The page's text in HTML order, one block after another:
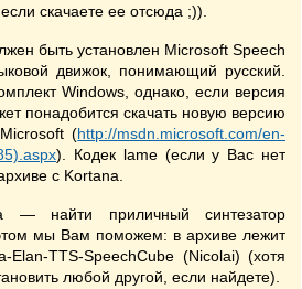
скачаете ее отсюда ;)).
быть установлен Microsoft Speech
движок, понимающий русский.
Windows, однако, если версия
понадобится скачать новую версию
(http://msdn.microsoft.com/en-
). Кодек lame (если у Вас нет
с Kortana.
— найти приличный синтезатор
мы Вам поможем: в архиве лежит
Elan-TTS-SpeechCube (Nicolai) (хотя
любой другой, если найдете).